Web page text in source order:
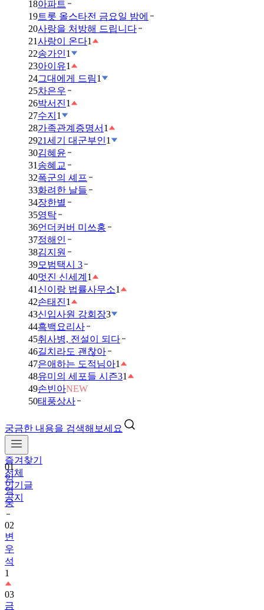
18아파트
19트롯 올스타전 금요일 밤에
20사랑을 처방해 드립니다
21사랑이 온다1
22송가인1
23아이유1
24그대에게 드림1
25차은우
26박서진1
27수지 1
28가족관계증명서 1
2921세기 대군부인1
30김혜윤
31 송혜교
32폭군의 셰프
33화려한 날들
34장한별
35영탁
36언더커버 미쓰홍
37정해인
38김지원
39모범택시 3
40멋진 신세계 1
41 신이랑 법률사무소1
42손태진1
43신입사원 강회장3
44흑백요리사
45취사병, 전설이 되다
46길치라도 괜찮아
47은애하는 도적님아1
48유미의 세포들 시즌31
49손빈아NEW
50태풍상사
궁금한 내용을 검색해보세요
즐겨찾기
전체
인기글
공지
01
임
영
웅
02
변
우
석
1
03
금